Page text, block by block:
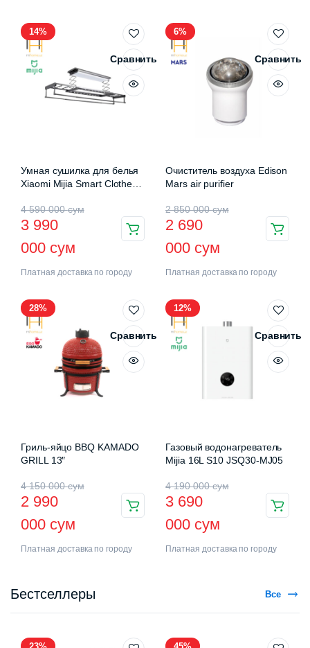
14%
Сравнить
Умная сушилка для белья
Xiaomi Mijia Smart Clothes
4 590 000сум
3 990
000 сум
Платная доставка по городу
6%
Сравнить
Очиститель воздуха Edison
Mars air purifier
2 850 000сум
2 690
000 сум
Платная доставка по городу
28%
Сравнить
Гриль-яйцо BBQ KAMADO
GRILL 13″
4 150 000сум
2 990
000 сум
Платная доставка по городу
12%
Сравнить
Газовый водонагреватель
Mijia 16L S10 JSQ30-MJ05
4 190 000сум
3 690
000 сум
Платная доставка по городу
Бестселлеры Все
23% 45%